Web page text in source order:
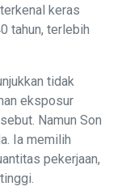
keras
tahun, terlebih
tidak
eksposur
Namun Son
Ia memilih
pekerjaan,